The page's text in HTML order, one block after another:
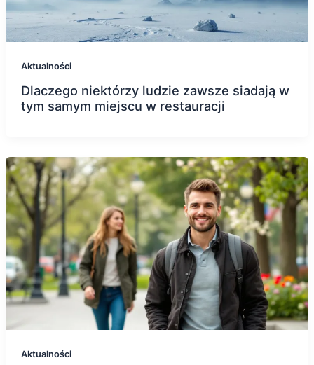
Aktualności
Dlaczego niektórzy ludzie zawsze siadają w
tym samym miejscu w restauracji
Aktualności